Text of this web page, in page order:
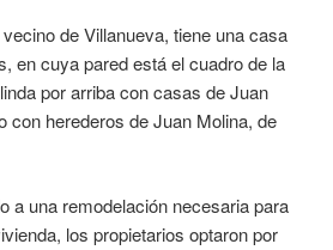
de Villanueva, tiene una casa
en cuya pared está el cuadro de la
por arriba con casas de Juan
con herederos de Juan Molina, de
a una remodelación necesaria para
los propietarios optaron por